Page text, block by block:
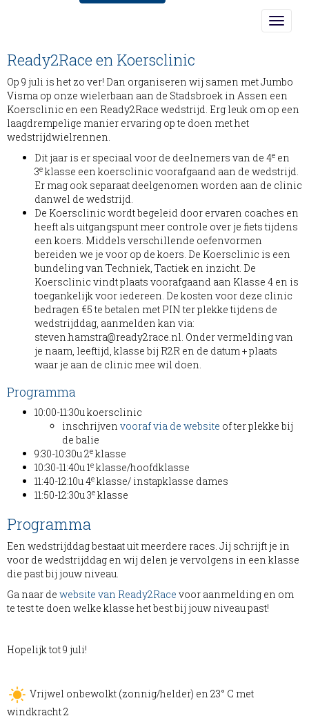
Ready2Race en Koersclinic
Op 9 juli is het zo ver! Dan organiseren wij samen met Jumbo
Visma op onze wielerbaan aan de Stadsbroek in Assen een
Koersclinic en een Ready2Race wedstrijd. Erg leuk om op een
laagdrempelige manier ervaring op te doen met het
wedstrijdwielrennen.
Dit jaar is er speciaal voor de deelnemers van de 4e en
3e klasse een koersclinic voorafgaand aan de wedstrijd.
Er mag ook separaat deelgenomen worden aan de clinic
danwel de wedstrijd.
De Koersclinic wordt begeleid door ervaren coaches en
heeft als uitgangspunt meer controle over je fiets tijdens
een koers. Middels verschillende oefenvormen
bereiden we je voor op de koers. De Koersclinic is een
bundeling van Techniek, Tactiek en inzicht. De
Koersclinic vindt plaats voorafgaand aan Klasse 4 en is
toegankelijk voor iedereen. De kosten voor deze clinic
bedragen €5 te betalen met PIN ter plekke tijdens de
wedstrijddag, aanmelden kan via:
artsmah.nevets@ready2race.nl. Onder vermelding van
je naam, leeftijd, klasse bij R2R en de datum + plaats
waar je aan de clinic mee wil doen.
Programma
10:00-11:30u koersclinic
inschrijven vooraf via de website of ter plekke bij
de balie
9:30-10:30u 2e klasse
10:30-11:40u 1e klasse/hoofdklasse
11:40-12:10u 4e klasse/ instapklasse dames
11:50-12:30u 3e klasse
Programma
Een wedstrijddag bestaat uit meerdere races. Jij schrijft je in
voor de wedstrijddag en wij delen je vervolgens in een klasse
die past bij jouw niveau.
Ga naar de website van Ready2Race voor aanmelding en om
te test te doen welke klasse het best bij jouw niveau past!
Hopelijk tot 9 juli!
Vrijwel onbewolkt (zonnig/helder) en 23° C met
windkracht 2